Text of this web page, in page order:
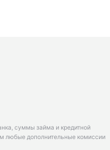
суммы займа и кредитной
любые дополнительные комиссии